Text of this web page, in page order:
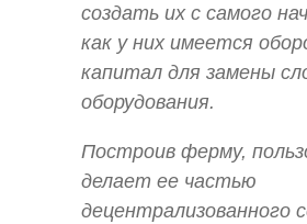
создать их с самого
как у них имеется
капитал для замены
оборудования.
Построив ферму,
делает ее частью
децентрализованного